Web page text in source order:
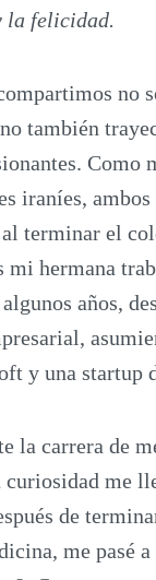
la felicidad.
no
también
Como
iraníes,
terminar el
mi hermana
años,
y una startup
la carrera de
me
de
me pasé